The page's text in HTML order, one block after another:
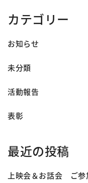
カテゴリー
お知らせ
未分類
活動報告
表彰
最近の投稿
上映会＆お話会 ご参